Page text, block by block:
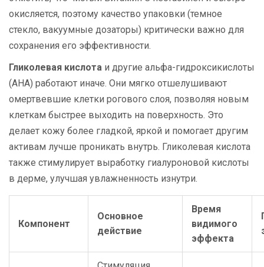
окисляется, поэтому качество упаковки (темное
стекло, вакуумные дозаторы) критически важно для
сохранения его эффективности.
Гликолевая кислота и другие альфа-гидроксикислоты
(AHA) работают иначе. Они мягко отшелушивают
омертвевшие клетки рогового слоя, позволяя новым
клеткам быстрее выходить на поверхность. Это
делает кожу более гладкой, яркой и помогает другим
активам лучше проникать внутрь. Гликолевая кислота
также стимулирует выработку гиалуроновой кислоты
в дерме, улучшая увлажненность изнутри.
Компонент
Основное
действие
Время
видимого
эффекта